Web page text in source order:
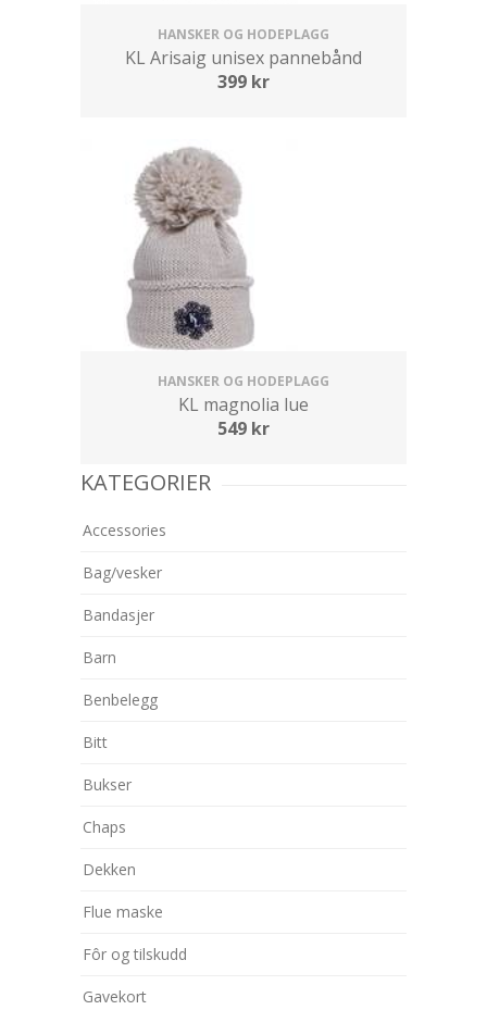
HANSKER OG HODEPLAGG
KL Arisaig unisex pannebånd
399 kr
HANSKER OG HODEPLAGG
KL magnolia lue
549 kr
KATEGORIER
Accessories
Bag/vesker
Bandasjer
Barn
Benbelegg
Bitt
Bukser
Chaps
Dekken
Flue maske
Fôr og tilskudd
Gavekort